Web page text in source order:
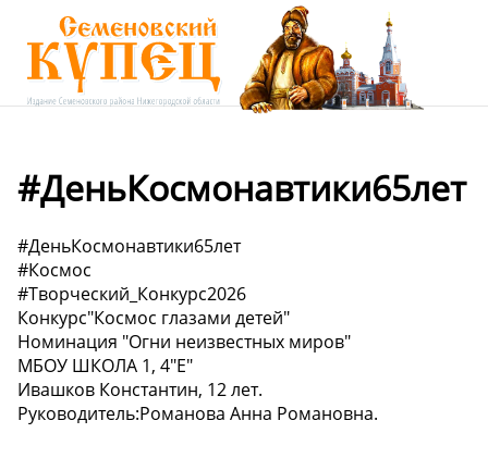
#ДеньКосмонавтики65лет
#ДеньКосмонавтики65лет
#Космос
#Творческий_Конкурс2026
Конкурс"Космос глазами детей"
Номинация "Огни неизвестных миров"
МБОУ ШКОЛА 1, 4"Е"
Ивашков Константин, 12 лет.
Руководитель:Романова Анна Романовна.